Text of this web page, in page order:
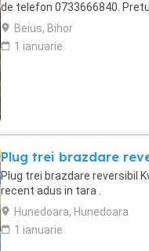
de telefon 0733666840.
Beius, Bihor
1 ianuarie
Plug trei brazdare
Plug trei brazdare reversibil
recent adus in tara .
Hunedoara, Hunedoara
1 ianuarie